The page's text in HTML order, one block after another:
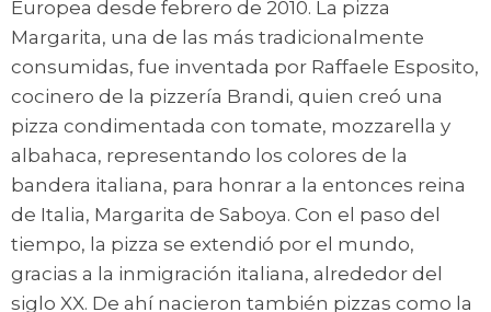
Europea desde febrero de 2010. La pizza
Margarita, una de las más tradicionalmente
consumidas, fue inventada por Raffaele Esposito,
cocinero de la pizzería Brandi, quien creó una
pizza condimentada con tomate, mozzarella y
albahaca, representando los colores de la
bandera italiana, para honrar a la entonces reina
de Italia, Margarita de Saboya. Con el paso del
tiempo, la pizza se extendió por el mundo,
gracias a la inmigración italiana, alrededor del
siglo XX. De ahí nacieron también pizzas como la